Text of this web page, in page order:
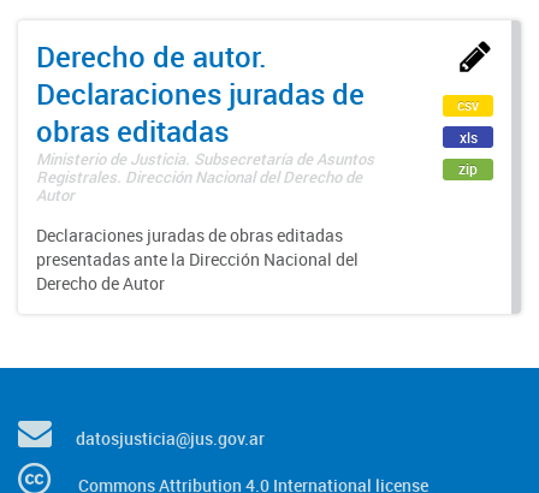
Derecho de autor.
Declaraciones juradas de
obras editadas
Ministerio de Justicia. Subsecretaría de Asuntos
Registrales. Dirección Nacional del Derecho de
Autor
Declaraciones juradas de obras editadas
presentadas ante la Dirección Nacional del
Derecho de Autor
csv
xls
zip
datosjusticia@jus.gov.ar
Commons Attribution 4.0 International license